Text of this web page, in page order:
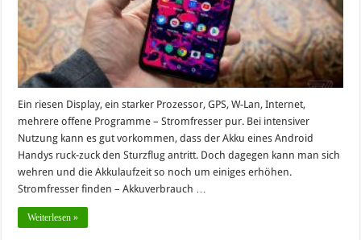
Ein riesen Display, ein starker Prozessor, GPS, W-Lan, Internet,
mehrere offene Programme – Stromfresser pur. Bei intensiver
Nutzung kann es gut vorkommen, dass der Akku eines Android
Handys ruck-zuck den Sturzflug antritt. Doch dagegen kann man sich
wehren und die Akkulaufzeit so noch um einiges erhöhen.
Stromfresser finden – Akkuverbrauch …
Weiterlesen »